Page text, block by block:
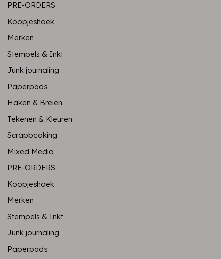
PRE-ORDERS
Koopjeshoek
Merken
Stempels & Inkt
Junk journaling
Paperpads
Haken & Breien
Tekenen & Kleuren
Scrapbooking
Mixed Media
PRE-ORDERS
Koopjeshoek
Merken
Stempels & Inkt
Junk journaling
Paperpads